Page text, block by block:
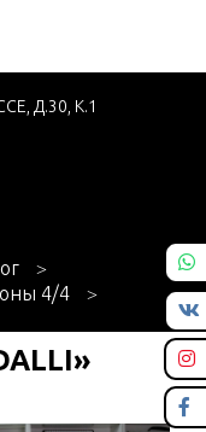
Д.30, К.1
4/4